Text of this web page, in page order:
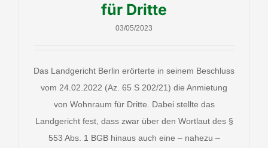
für Dritte
03/05/2023
Das Landgericht Berlin erörterte in seinem Beschluss
vom 24.02.2022 (Az. 65 S 202/21) die Anmietung
von Wohnraum für Dritte. Dabei stellte das
Landgericht fest, dass zwar über den Wortlaut des §
553 Abs. 1 BGB hinaus auch eine – nahezu –